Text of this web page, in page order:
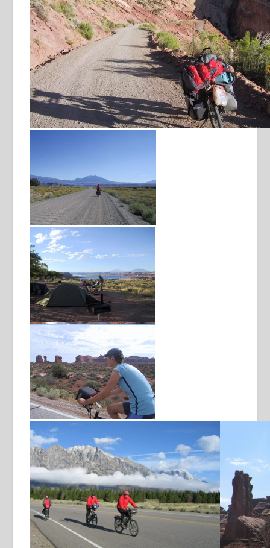
wat een plaatje !
Burr Trail Road
prachtige rit
Op weg naar Bullfrog